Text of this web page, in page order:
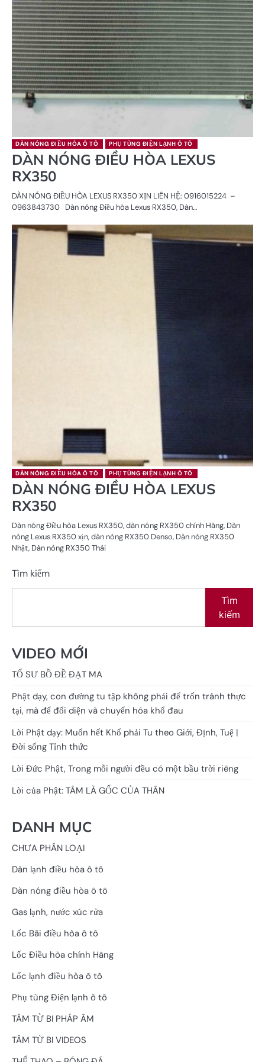
DÀN NÓNG ĐIỀU HÒA Ô TÔ PHỤ TÙNG ĐIỆN LẠNH Ô TÔ
DÀN NÓNG ĐIỀU HÒA LEXUS
RX350
DÀN NÓNG ĐIỀU HÒA LEXUS RX350 XỊN LIÊN HỆ: 0916015224 –
0963843730 Dàn nóng Điều hòa Lexus RX350, Dàn…
DÀN NÓNG ĐIỀU HÒA Ô TÔ PHỤ TÙNG ĐIỆN LẠNH Ô TÔ
DÀN NÓNG ĐIỀU HÒA LEXUS
RX350
Dàn nóng Điều hòa Lexus RX350, dàn nóng RX350 chính Hãng, Dàn
nóng Lexus RX350 xịn, dàn nóng RX350 Denso, Dàn nóng RX350
Nhật, Dàn nóng RX350 Thái
Tìm kiếm
Tìm
kiếm
VIDEO MỚI
TỔ SƯ BỒ ĐỀ ĐẠT MA
Phật dạy, con đường tu tập không phải để trốn tránh thực
tại, mà để đối diện và chuyển hóa khổ đau
Lời Phật dạy: Muốn hết Khổ phải Tu theo Giới, Định, Tuệ |
Đời sống Tỉnh thức
Lời Đức Phật, Trong mỗi người đều có một bầu trời riêng
Lời của Phật: TÂM LÀ GỐC CỦA THÂN
DANH MỤC
CHƯA PHÂN LOẠI
Dàn lạnh điều hòa ô tô
Dàn nóng điều hòa ô tô
Gas lạnh, nước xúc rửa
Lốc Bãi điều hòa ô tô
Lốc Điều hòa chính Hãng
Lốc lạnh điều hòa ô tô
Phụ tùng Điện lạnh ô tô
TÂM TỪ BI PHÁP ÂM
TÂM TỪ BI VIDEOS